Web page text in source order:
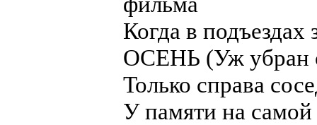
Когда в
ОСЕНЬ (Уж убран
Только справа
У памяти на самой